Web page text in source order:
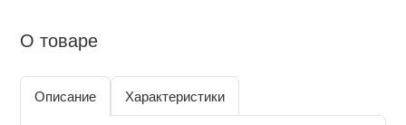
О товаре
Описание Характеристики